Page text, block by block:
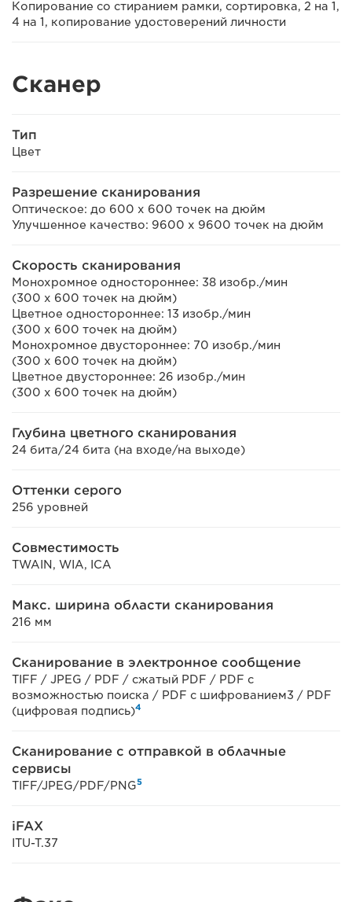
Копирование со стиранием рамки, сортировка, 2 на 1,
4 на 1, копирование удостоверений личности
Сканер
Тип
Цвет
Разрешение сканирования
Оптическое: до 600 x 600 точек на дюйм
Улучшенное качество: 9600 x 9600 точек на дюйм
Скорость сканирования
Монохромное одностороннее: 38 изобр./мин
(300 x 600 точек на дюйм)
Цветное одностороннее: 13 изобр./мин
(300 x 600 точек на дюйм)
Монохромное двустороннее: 70 изобр./мин
(300 x 600 точек на дюйм)
Цветное двустороннее: 26 изобр./мин
(300 x 600 точек на дюйм)
Глубина цветного сканирования
24 бита/24 бита (на входе/на выходе)
Оттенки серого
256 уровней
Совместимость
TWAIN, WIA, ICA
Макс. ширина области сканирования
216 мм
Сканирование в электронное сообщение
TIFF / JPEG / PDF / сжатый PDF / PDF с
возможностью поиска / PDF с шифрованием3 / PDF
(цифровая подпись)4
Сканирование с отправкой в облачные
сервисы
TIFF/JPEG/PDF/PNG5
iFAX
ITU-T.37